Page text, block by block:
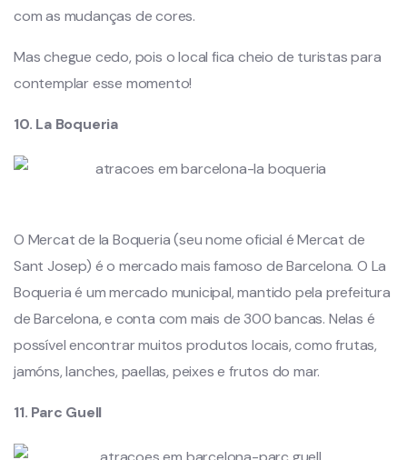
com as mudanças de cores.
Mas chegue cedo, pois o local fica cheio de turistas para
contemplar esse momento!
10. La Boqueria
O Mercat de la Boqueria (seu nome oficial é Mercat de
Sant Josep) é o mercado mais famoso de Barcelona. O La
Boqueria é um mercado municipal, mantido pela prefeitura
de Barcelona, e conta com mais de 300 bancas. Nelas é
possível encontrar muitos produtos locais, como frutas,
jamóns, lanches, paellas, peixes e frutos do mar.
11. Parc Guell